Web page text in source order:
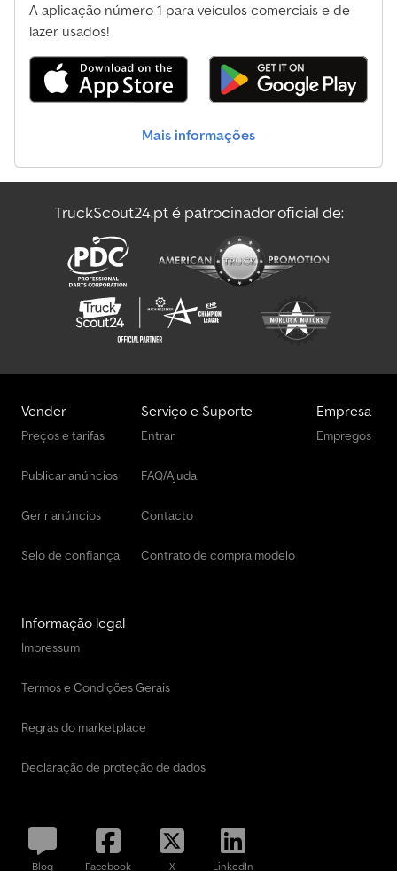
A aplicação número 1 para veículos comerciais e de
lazer usados!
Mais informações
TruckScout24.pt é patrocinador oficial de:
Vender
Preços e tarifas
Publicar anúncios
Gerir anúncios
Selo de confiança
Serviço e Suporte
Entrar
FAQ/Ajuda
Contacto
Contrato de compra modelo
Empresa
Empregos
Informação legal
Impressum
Termos e Condições Gerais
Regras do marketplace
Declaração de proteção de dados
Blog Facebook X LinkedIn